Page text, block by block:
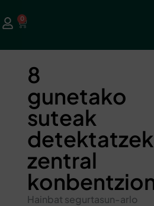
0
8
gunetako
suteak
zentral
Hainbat segurtasun-arlo